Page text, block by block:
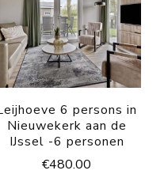
6 persons in
Nieuwekerk aan de
IJssel -6 personen
€480.00